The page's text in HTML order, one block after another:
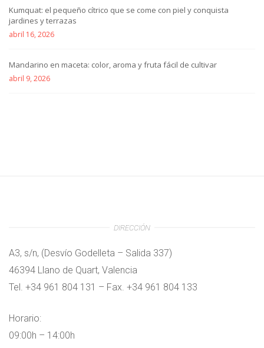
Kumquat: el pequeño cítrico que se come con piel y conquista
jardines y terrazas
abril 16, 2026
Mandarino en maceta: color, aroma y fruta fácil de cultivar
abril 9, 2026
DIRECCIÓN
A3, s/n, (Desvío Godelleta – Salida 337)
46394 Llano de Quart, Valencia
Tel. +34 961 804 131 – Fax. +34 961 804 133
Horario:
09:00h – 14:00h